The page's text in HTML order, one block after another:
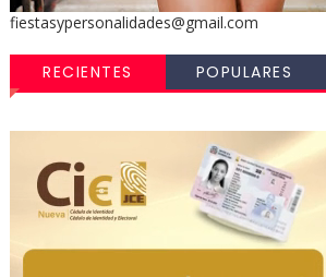
fiestasypersonalidades@gmail.com
RECIENTES POPULARES